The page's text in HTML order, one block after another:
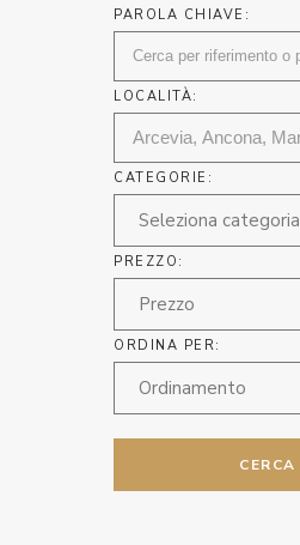
PAROLA CHIAVE:
LOCALITÀ:
CATEGORIE:
Seleziona categoria
PREZZO:
Prezzo
ORDINA PER:
Ordinamento
CERCA